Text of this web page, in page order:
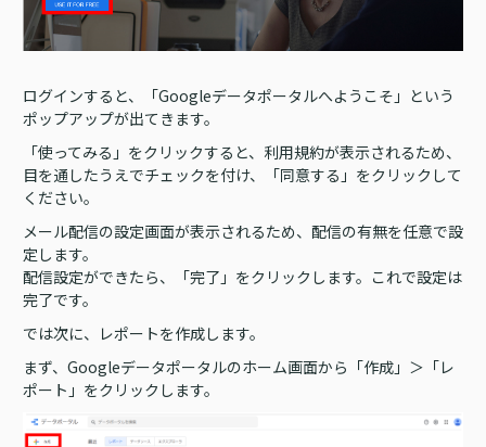
ログインすると、「Googleデータポータルへようこそ」という
ポップアップが出てきます。
「使ってみる」をクリックすると、利用規約が表示されるため、
目を通したうえでチェックを付け、「同意する」をクリックして
ください。
メール配信の設定画面が表示されるため、配信の有無を任意で設
定します。
配信設定ができたら、「完了」をクリックします。これで設定は
完了です。
では次に、レポートを作成します。
まず、Googleデータポータルのホーム画面から「作成」＞「レ
ポート」をクリックします。